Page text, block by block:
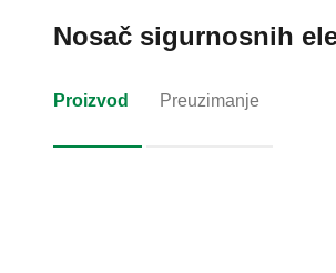
Nosač sigurnosnih
Proizvod Preuzimanje